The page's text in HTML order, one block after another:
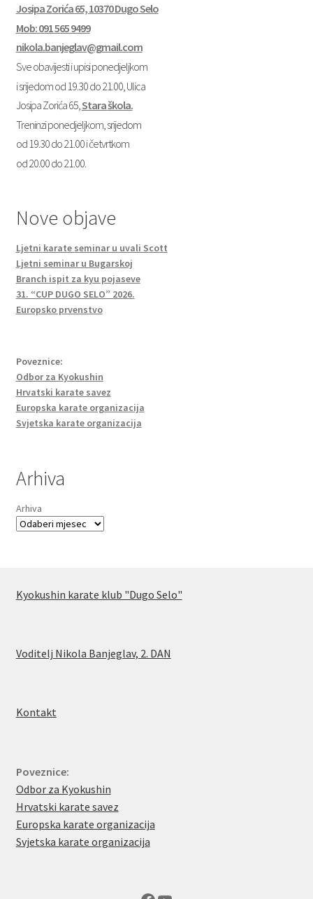
Josipa Zorića 65, 10370 Dugo Selo
Mob: 091 565 9499
nikola.banjeglav@gmail.com
Sve obavijesti i upisi ponedjeljkom
i srijedom od 19.30 do 21.00, Ulica
Josipa Zorića 65,Stara škola.
Treninzi ponedjeljkom, srijedom
od 19.30 do 21.00 i četvrtkom
od 20.00 do 21.00.
Nove objave
Ljetni karate seminar u uvali Scott
Ljetni seminar u Bugarskoj
Branch ispit za kyu pojaseve
31. “CUP DUGO SELO” 2026.
Europsko prvenstvo
Poveznice:
Odbor za Kyokushin
Hrvatski karate savez
Europska karate organizacija
Svjetska karate organizacija
Arhiva
Arhiva
Kyokushin karate klub "Dugo Selo"
Voditelj Nikola Banjeglav, 2. DAN
Kontakt
Poveznice:
Odbor za Kyokushin
Hrvatski karate savez
Europska karate organizacija
Svjetska karate organizacija